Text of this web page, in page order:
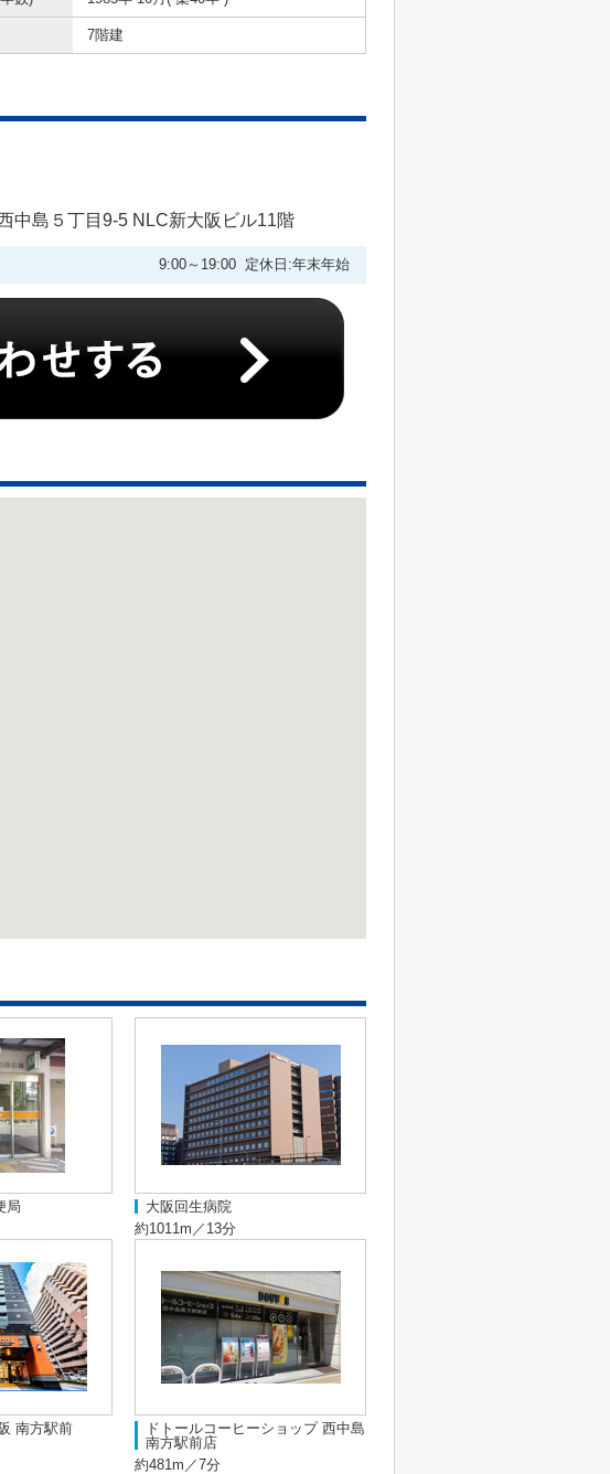
7階建
中島５丁目9-5 NLC新大阪ビル11階
9:00～19:00 定休日:年末年始
局
大阪回生病院
約1011m／13分
南方駅前
ドトールコーヒーショップ 西中島
南方駅前店
約481m／7分